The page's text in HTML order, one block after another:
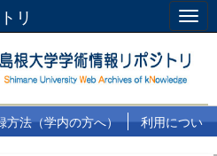
リ
方法（学内の方へ）
利用につい